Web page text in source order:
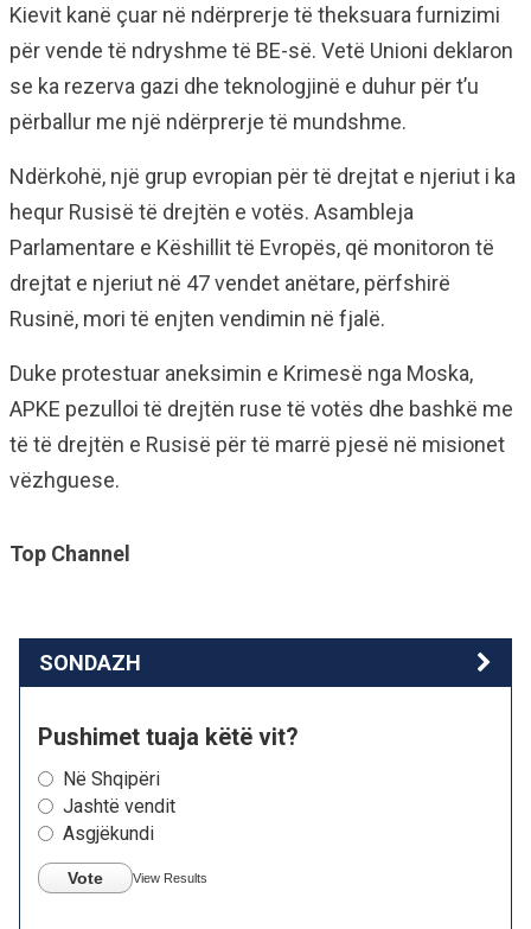
Kievit kanë çuar në ndërprerje të theksuara furnizimi
për vende të ndryshme të BE-së. Vetë Unioni deklaron
se ka rezerva gazi dhe teknologjinë e duhur për t’u
përballur me një ndërprerje të mundshme.
Ndërkohë, një grup evropian për të drejtat e njeriut i ka
hequr Rusisë të drejtën e votës. Asambleja
Parlamentare e Këshillit të Evropës, që monitoron të
drejtat e njeriut në 47 vendet anëtare, përfshirë
Rusinë, mori të enjten vendimin në fjalë.
Duke protestuar aneksimin e Krimesë nga Moska,
APKE pezulloi të drejtën ruse të votës dhe bashkë me
të të drejtën e Rusisë për të marrë pjesë në misionet
vëzhguese.
Top Channel
SONDAZH
Pushimet tuaja këtë vit?
Në Shqipëri
Jashtë vendit
Asgjëkundi
Vote View Results